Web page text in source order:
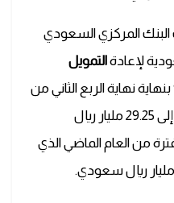
البنك المركزي السعودي
لإعادةالتمويل
نحو 16.8% بنهاية نهاية الربع الثاني من
عام 2024 حيث وصلت أصولها إلى 29.25 مليار ريال
من العام الماضي الذي